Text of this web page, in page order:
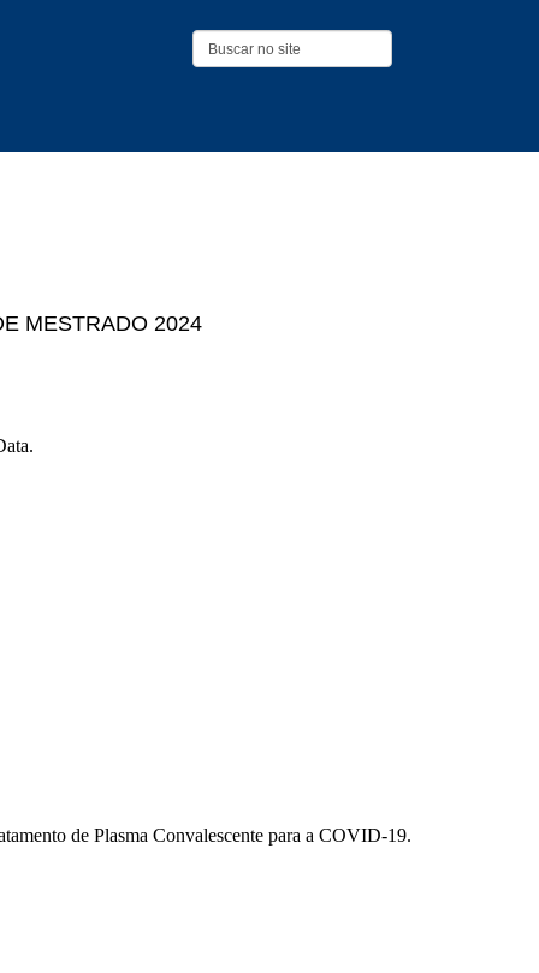
Pesquisar...
MESTRADO 2024
de Plasma Convalescente para a COVID-19.